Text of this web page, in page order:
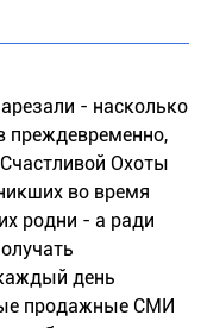
- насколько
преждевременно,
Охоты
во время
родни - а ради
день
продажные СМИ